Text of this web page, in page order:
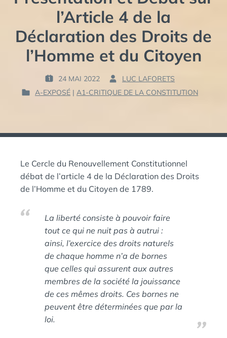
l’Article 4 de la
Déclaration des Droits de
l’Homme et du Citoyen
P
U
É
E
24 MAI 2022
P
A
LUC LAFORETS
P
L
D
A
N
A-EXPOSÉ | A1-CRITIQUE DE LA CONSTITUTION
Le Cercle du Renouvellement Constitutionnel
débat de l’article 4 de la Déclaration des Droits
de l’Homme et du Citoyen de 1789.
La liberté consiste à pouvoir faire
tout ce qui ne nuit pas à autrui :
ainsi, l’exercice des droits naturels
de chaque homme n’a de bornes
que celles qui assurent aux autres
membres de la société la jouissance
de ces mêmes droits. Ces bornes ne
peuvent être déterminées que par la
loi.